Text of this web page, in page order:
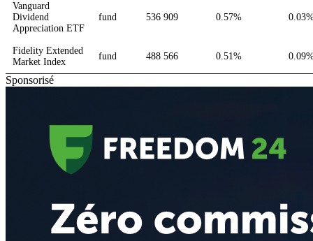
Vanguard
Dividend
Appreciation ETF
fund 536 909 0.57%
Fidelity Extended
Market Index
fund 488 566 0.51%
Sponsorisé